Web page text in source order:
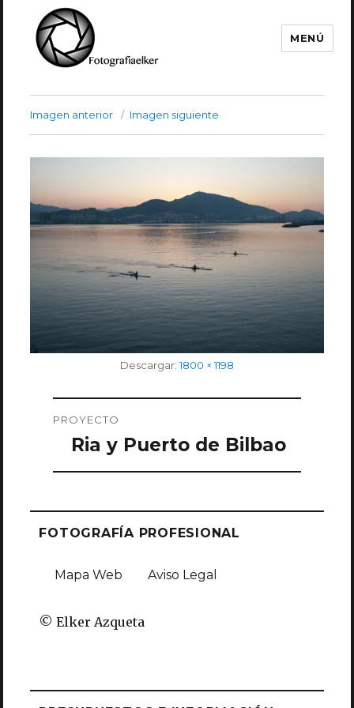
Fotografía Elker
MENÚ
Imagen anterior Imagen siguiente
Descargar:completo
1800 × 1198
de
entradas
PROYECTO
Ria y Puerto de Bilbao
FOTOGRAFÍA PROFESIONAL
Mapa Web Aviso Legal
© Elker Azqueta